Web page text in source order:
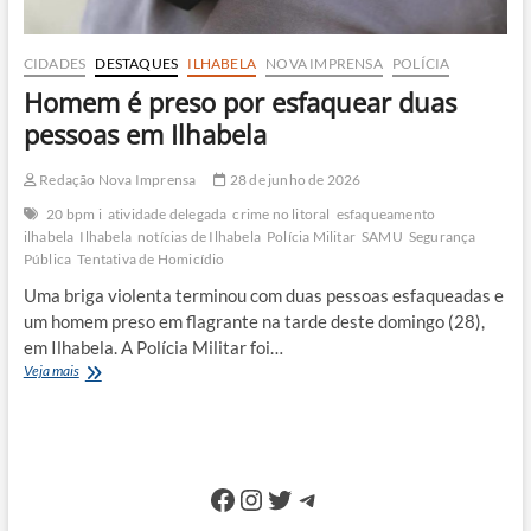
CIDADES DESTAQUES ILHABELA NOVA IMPRENSA POLÍCIA
Homem é preso por esfaquear duas
pessoas em Ilhabela
Redação Nova Imprensa
28 de junho de 2026
20 bpm i atividade delegada crime no litoral esfaqueamento
ilhabela Ilhabela notícias de Ilhabela Polícia Militar SAMU Segurança
Pública Tentativa de Homicídio
Uma briga violenta terminou com duas pessoas esfaqueadas e
um homem preso em flagrante na tarde deste domingo (28),
em Ilhabela. A Polícia Militar foi…
Veja maisHomem
Facebook
Instagram
Twitter
Telegram